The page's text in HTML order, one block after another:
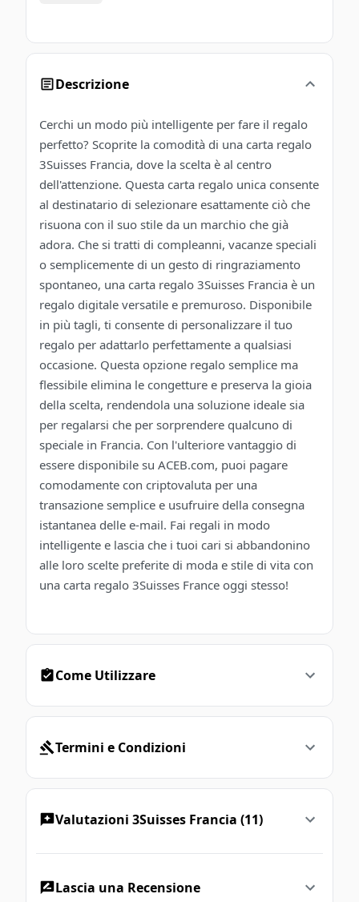
Descrizione
Cerchi un modo più intelligente per fare il regalo
perfetto? Scoprite la comodità di una carta regalo
3Suisses Francia, dove la scelta è al centro
dell'attenzione. Questa carta regalo unica consente
al destinatario di selezionare esattamente ciò che
risuona con il suo stile da un marchio che già
adora. Che si tratti di compleanni, vacanze speciali
o semplicemente di un gesto di ringraziamento
spontaneo, una carta regalo 3Suisses Francia è un
regalo digitale versatile e premuroso. Disponibile
in più tagli, ti consente di personalizzare il tuo
regalo per adattarlo perfettamente a qualsiasi
occasione. Questa opzione regalo semplice ma
flessibile elimina le congetture e preserva la gioia
della scelta, rendendola una soluzione ideale sia
per regalarsi che per sorprendere qualcuno di
speciale in Francia. Con l'ulteriore vantaggio di
essere disponibile su ACEB.com, puoi pagare
comodamente con criptovaluta per una
transazione semplice e usufruire della consegna
istantanea delle e-mail. Fai regali in modo
intelligente e lascia che i tuoi cari si abbandonino
alle loro scelte preferite di moda e stile di vita con
una carta regalo 3Suisses France oggi stesso!
Come Utilizzare
Termini e Condizioni
Valutazioni 3Suisses Francia (11)
Lascia una Recensione